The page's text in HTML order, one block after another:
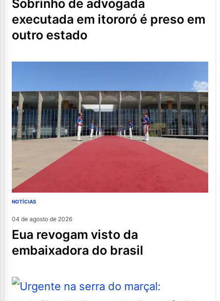
sobrinho de advogada
executada em itororó é preso em
outro estado
NOTÍCIAS
04 de agosto de 2026
eua revogam visto da
embaixadora do brasil